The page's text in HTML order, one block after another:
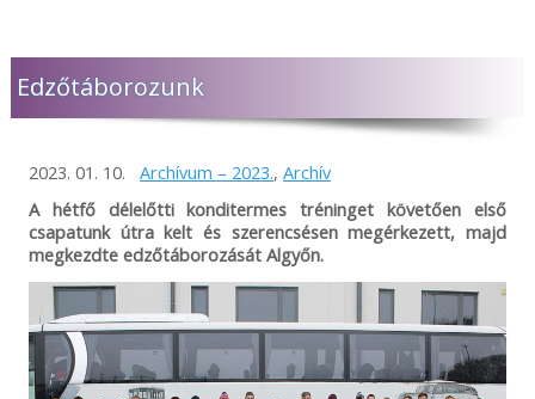
Edzőtáborozunk
2023. 01. 10. Archívum – 2023., Archív
A hétfő délelőtti konditermes tréninget követően első
csapatunk útra kelt és szerencsésen megérkezett, majd
megkezdte edzőtáborozását Algyőn.